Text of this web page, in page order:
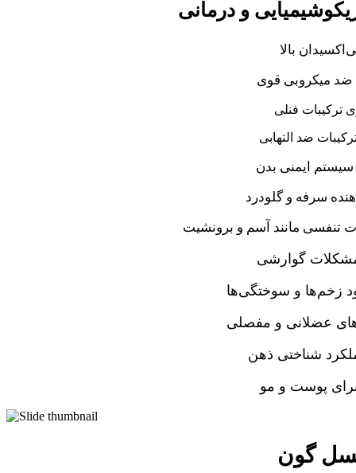
و درمانی
بالا
میکروبی قوی
ترکیبات فنلی
ضد التهابی
ایمنی بدن
سرفه و گلودرد
تنفسی مانند آسم و برونشیت
مشکلات گوارشی
زخم‌ها و سوختگی‌ها
عضلانی و مفصلی
شناختی ذهن
پوست و مو
گون